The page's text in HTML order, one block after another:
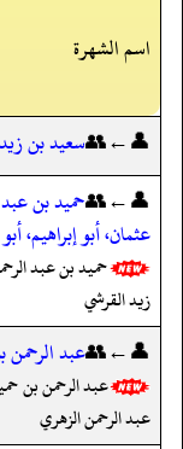
اسم الشهرة
👤←👥سعيد بن
👤←👥حميد بن
عثمان، أبو إبراهيم،
حميد بن عبد
زيد القرشي
👤←👥عبد الرحمن
عبد الرحمن بن
عبد الرحمن الزهري